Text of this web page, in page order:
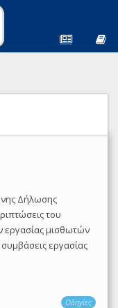
Δήλωσης
του
μισθωτών
εργασίας
Οδηγίες